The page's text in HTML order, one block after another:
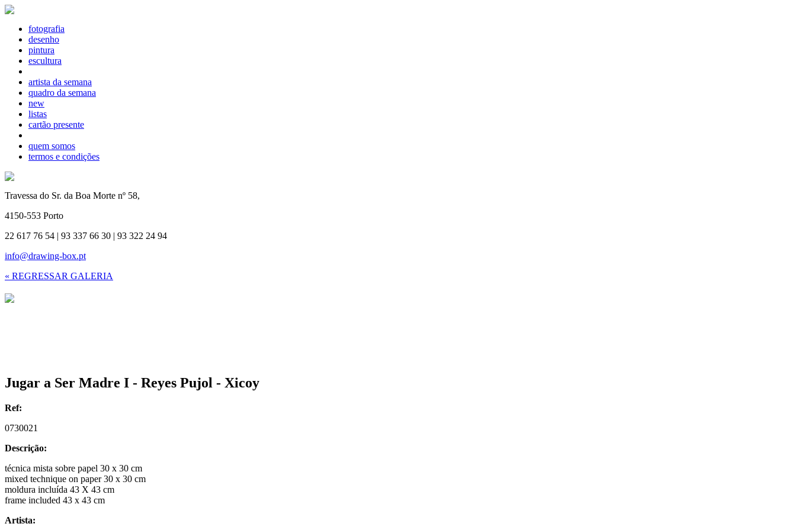
fotografia
desenho
pintura
escultura
artista da semana
quadro da semana
new
listas
cartão presente
quem somos
termos e condições
Travessa do Sr. da Boa Morte nº 58,
4150-553 Porto
22 617 76 54 | 93 337 66 30 | 93 322 24 94
info@drawing-box.pt
« REGRESSAR GALERIA
Jugar a Ser Madre I - Reyes Pujol - Xicoy
Ref:
0730021
Descrição:
técnica mista sobre papel 30 x 30 cm
mixed technique on paper 30 x 30 cm
moldura incluída 43 X 43 cm
frame included 43 x 43 cm
Artista: